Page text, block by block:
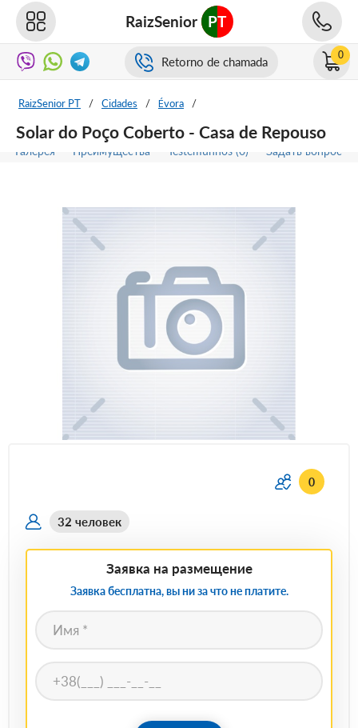
RaizSenior PT
Retorno de chamada 0
RaizSenior PT / Cidades / Évora /
Solar do Poço Coberto - Casa de Repouso
Галерея Преимущества Testemunhos (0) Задать вопрос
0
32 человек
Заявка на размещение
Заявка бесплатна, вы ни за что не платите.